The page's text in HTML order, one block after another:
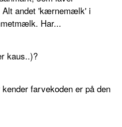
andet 'kærnemælk' i
Har...
kaus..)?
farvekoden er på den